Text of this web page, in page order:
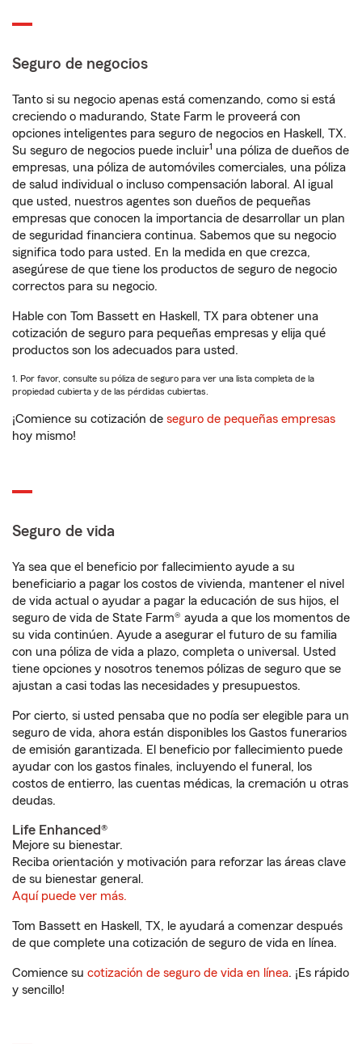
Seguro de negocios
Tanto si su negocio apenas está comenzando, como si está
creciendo o madurando, State Farm le proveerá con
opciones inteligentes para seguro de negocios en Haskell, TX.
Su seguro de negocios puede incluir1 una póliza de dueños de
empresas, una póliza de automóviles comerciales, una póliza
de salud individual o incluso compensación laboral. Al igual
que usted, nuestros agentes son dueños de pequeñas
empresas que conocen la importancia de desarrollar un plan
de seguridad financiera continua. Sabemos que su negocio
significa todo para usted. En la medida en que crezca,
asegúrese de que tiene los productos de seguro de negocio
correctos para su negocio.
Hable con Tom Bassett en Haskell, TX para obtener una
cotización de seguro para pequeñas empresas y elija qué
productos son los adecuados para usted.
1. Por favor, consulte su póliza de seguro para ver una lista completa de la
propiedad cubierta y de las pérdidas cubiertas.
¡Comience su cotización de seguro de pequeñas empresas
hoy mismo!
Seguro de vida
Ya sea que el beneficio por fallecimiento ayude a su
beneficiario a pagar los costos de vivienda, mantener el nivel
de vida actual o ayudar a pagar la educación de sus hijos, el
seguro de vida de State Farm® ayuda a que los momentos de
su vida continúen. Ayude a asegurar el futuro de su familia
con una póliza de vida a plazo, completa o universal. Usted
tiene opciones y nosotros tenemos pólizas de seguro que se
ajustan a casi todas las necesidades y presupuestos.
Por cierto, si usted pensaba que no podía ser elegible para un
seguro de vida, ahora están disponibles los Gastos funerarios
de emisión garantizada. El beneficio por fallecimiento puede
ayudar con los gastos finales, incluyendo el funeral, los
costos de entierro, las cuentas médicas, la cremación u otras
deudas.
Life Enhanced®
Mejore su bienestar.
Reciba orientación y motivación para reforzar las áreas clave
de su bienestar general.
Aquí puede ver más.
Tom Bassett en Haskell, TX, le ayudará a comenzar después
de que complete una cotización de seguro de vida en línea.
Comience su cotización de seguro de vida en línea. ¡Es rápido
y sencillo!